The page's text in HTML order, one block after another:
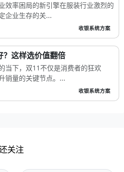
效率困局的新引擎在服装行业激烈的
企业生存的关...
收银系统方案
？这样选价值翻倍
当下，双11不仅是消费者的狂欢
销量的关键节点。...
收银系统方案
关注